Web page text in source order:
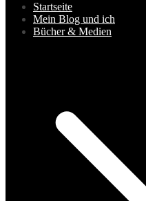
Startseite
Mein Blog und ich
Bücher & Medien